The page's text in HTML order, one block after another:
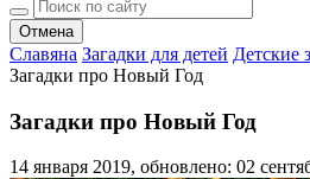
Отмена
Славяна Загадки для детей Детские
Загадки про Новый Год
Загадки про Новый Год
14 января 2019, обновлено: 02